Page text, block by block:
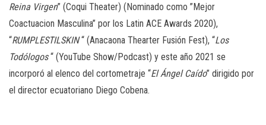
Reina Virgen” (Coqui Theater) (Nominado como ”Mejor
Coactuacion Masculina” por los Latin ACE Awards 2020),
“RUMPLESTILSKIN“ (Anacaona Thearter Fusión Fest), “Los
Todólogos“ (YouTube Show/Podcast) y este año 2021 se
incorporó al elenco del cortometraje “El Ángel Caído” dirigido por
el director ecuatoriano Diego Cobena.